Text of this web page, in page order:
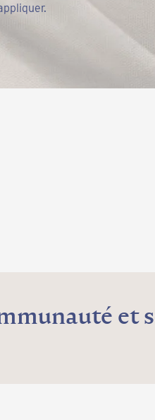
et